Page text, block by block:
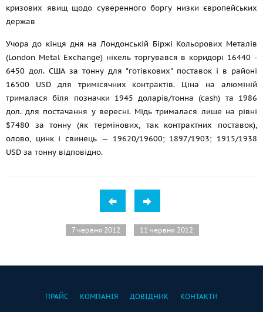
кризових явищ щодо суверенного боргу низки європейських
держав
Учора до кінця дня на Лондонській Біржі Кольорових Металів
(London Metal Exchange) нікель торгувався в коридорі 16440 -
6450 дол. США за тонну для "готівкових" поставок і в районі
16500 USD для тримісячних контрактів. Ціна на алюміній
трималася біля позначки 1945 доларів/тонна (cash) та 1986
дол. для постачання у вересні. Мідь трималася лише на рівні
$7480 за тонну (як термінових, так контрактних поставок),
олово, цинк і свинець — 19620/19600; 1897/1903; 1915/1938
USD за тонну відповідно.
7 червня 2012 11 червня 2012
ПРАЙС КОМПАНІЯ ДОВІДНИК КОНТАКТИ